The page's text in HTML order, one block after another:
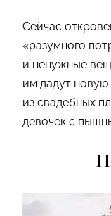
Сейчас
«разумного
и ненужные
им дадут
из свадебных
девочек с